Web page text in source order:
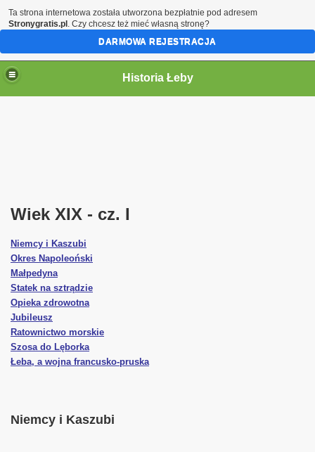
Historia Łeby
Wiek XIX - cz. I
Niemcy i Kaszubi
Okres Napoleoński
Małpedyna
Statek na sztrądzie
Opieka zdrowotna
Jubileusz
Ratownictwo morskie
Szosa do Lęborka
Łeba, a wojna francusko-pruska
Niemcy i Kaszubi
Ta strona internetowa została utworzona bezpłatnie pod adresem
Stronygratis.pl . Czy chcesz też mieć własną stronę?
DARMOWA REJESTRACJA